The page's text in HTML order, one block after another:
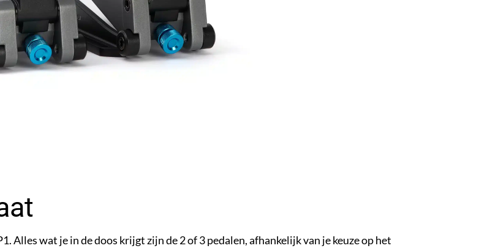
Alles wat je in de doos krijgt zijn de 2 of 3 pedalen, afhankelijk van je keuze op het